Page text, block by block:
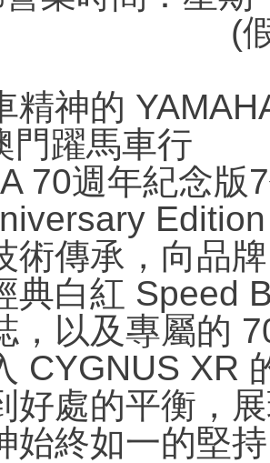
(
精神的
門躍馬車行
70週年紀念版
術傳承，向品
典白紅 Speed
，以及專屬的
CYGNUS XR
好處的平衡，
始終如一的堅